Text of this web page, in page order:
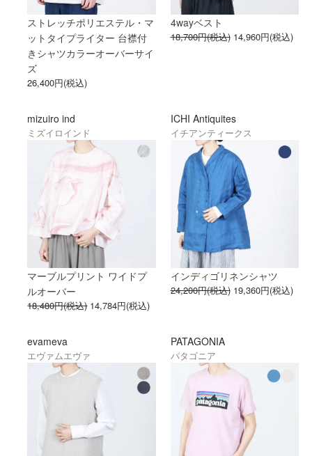
ストレッチポリエステル・マ
ットタイプライター 台襟付
きシャツカラーオーバーサイ
ズ
26,400円(税込)
4wayベスト
18,700円(税込) 14,960円(税込)
mizuiro ind
ミズイロインド
マーブルプリント ワイドプ
ルオーバー
18,480円(税込) 14,784円(税込)
ICHI Antiquites
イチアンティークス
インディゴリネンシャツ
24,200円(税込) 19,360円(税込)
evameva
エヴァムエヴァ
PATAGONIA
パタゴニア